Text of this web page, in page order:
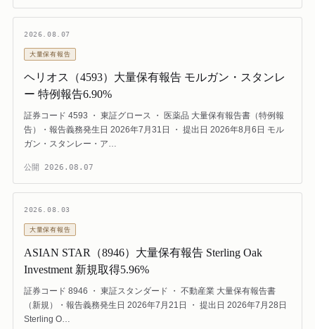
2026.08.07
大量保有報告
ヘリオス（4593）大量保有報告 モルガン・スタンレ
ー 特例報告6.90%
証券コード 4593 ・ 東証グロース ・ 医薬品 大量保有報告書（特例報
告）・報告義務発生日 2026年7月31日 ・ 提出日 2026年8月6日 モル
ガン・スタンレー・ア…
公開 2026.08.07
2026.08.03
大量保有報告
ASIAN STAR（8946）大量保有報告 Sterling Oak
Investment 新規取得5.96%
証券コード 8946 ・ 東証スタンダード ・ 不動産業 大量保有報告書
（新規）・報告義務発生日 2026年7月21日 ・ 提出日 2026年7月28日
Sterling O…